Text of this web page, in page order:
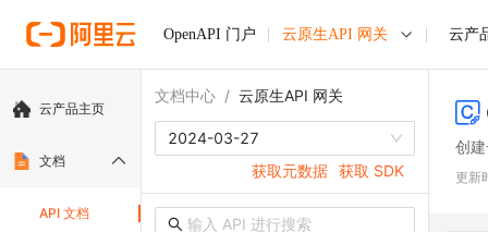
OpenAPI 门户 云原生API 网关 云产
云产品主页
文档
API 文档
文档中心 / 云原生API 网关
2024-03-27
获取元数据 获取 SDK
创
更新